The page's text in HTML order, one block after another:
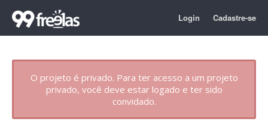
Login Cadastre-se
O projeto é privado. Para ter acesso a um projeto
privado, você deve estar logado e ter sido
convidado.